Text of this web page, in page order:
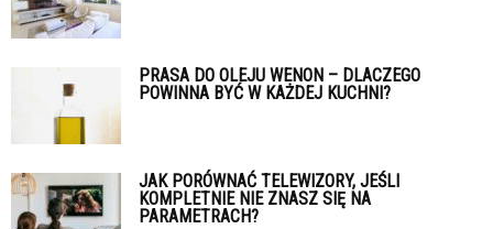
PRASA DO OLEJU WENON – DLACZEGO
POWINNA BYĆ W KAŻDEJ KUCHNI?
JAK PORÓWNAĆ TELEWIZORY, JEŚLI
KOMPLETNIE NIE ZNASZ SIĘ NA
PARAMETRACH?